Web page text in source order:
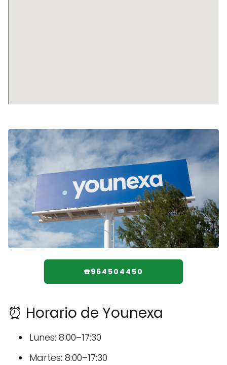
☎️964504450
⏰ Horario de Younexa
Lunes: 8:00–17:30
Martes: 8:00–17:30